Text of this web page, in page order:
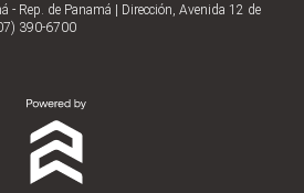
Rep. de Panamá | Dirección, Avenida 12 de
390-6700